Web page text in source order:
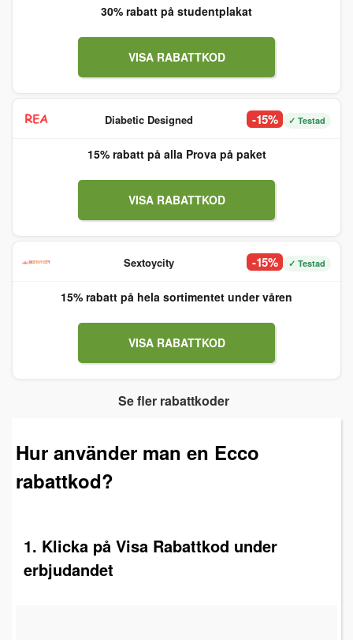
30% rabatt på studentplakat
VISA RABATTKOD
Diabetic Designed -15% ✓ Testad
15% rabatt på alla Prova på paket
VISA RABATTKOD
Sextoycity -15% ✓ Testad
15% rabatt på hela sortimentet under våren
VISA RABATTKOD
Se fler rabattkoder
Hur använder man en Ecco
rabattkod?
1. Klicka på Visa Rabattkod under
erbjudandet